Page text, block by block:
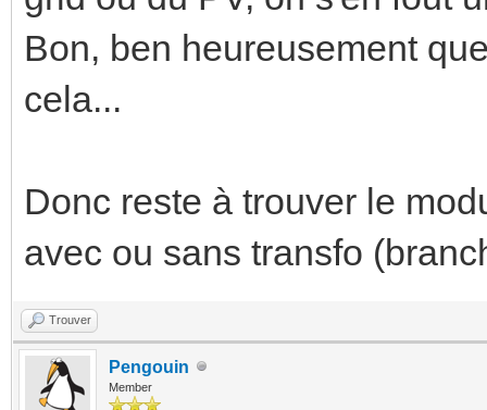
Bon, ben heureusement
cela...
Donc reste à trouver le
avec ou sans transfo
Trouver
Pengouin
Member